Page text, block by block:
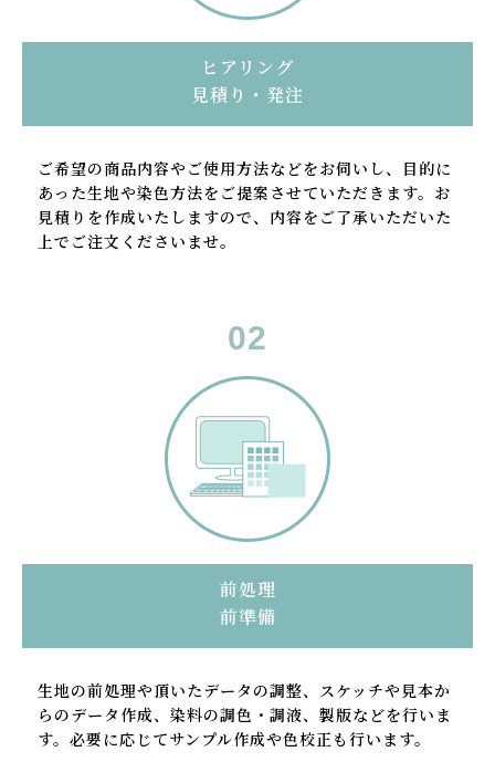
ヒアリング
見積り・発注
ご希望の商品内容やご使用方法などをお伺いし、目的に
あった生地や染色方法をご提案させていただきます。お
見積りを作成いたしますので、内容をご了承いただいた
上でご注文くださいませ。
前処理
前準備
生地の前処理や頂いたデータの調整、スケッチや見本か
らのデータ作成、染料の調色・調液、製版などを行いま
す。必要に応じてサンプル作成や色校正も行います。